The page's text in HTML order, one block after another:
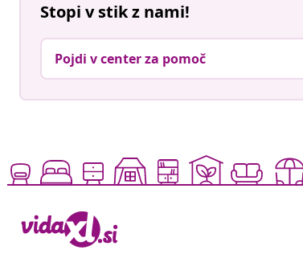
Stopi v stik z nami!
Pojdi v center za pomoč